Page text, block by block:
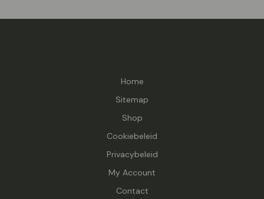
Home
Sitemap
Shop
Cookiebeleid
Privacybeleid
My Account
Contact